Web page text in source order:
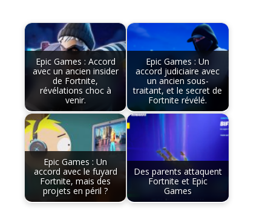
Epic Games : Accord
avec un ancien insider
de Fortnite,
révélations choc à
venir.
Epic Games : Un
accord judiciaire avec
un ancien sous-
traitant, et le secret de
Fortnite révélé.
Epic Games : Un
accord avec le fuyard
Fortnite, mais des
projets en péril ?
Des parents attaquent
Fortnite et Epic
Games